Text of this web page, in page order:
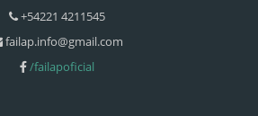
+54221 4211545
failap.info@gmail.com
/failapoficial